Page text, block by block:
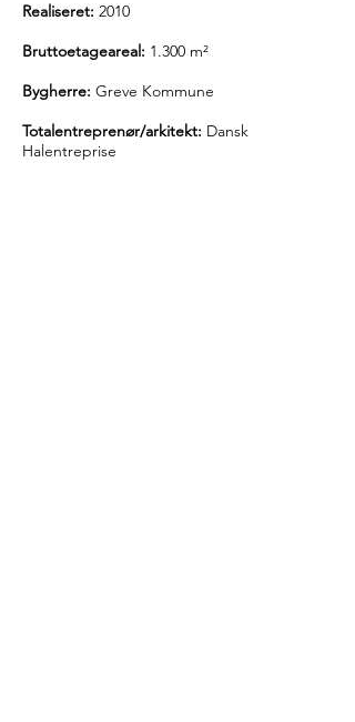
Realiseret: 2010
Bruttoetageareal: 1.300 m²
Bygherre: Greve Kommune
Totalentreprenør/arkitekt: Dansk
Halentreprise